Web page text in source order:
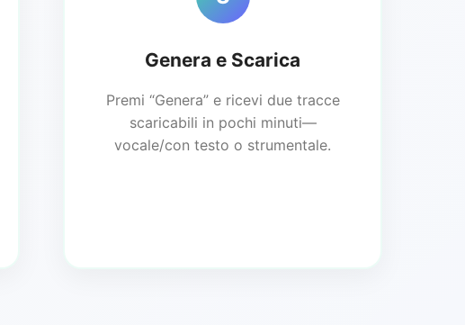
Genera e Scarica
Premi “Genera” e ricevi due tracce
scaricabili in pochi minuti—
vocale/con testo o strumentale.